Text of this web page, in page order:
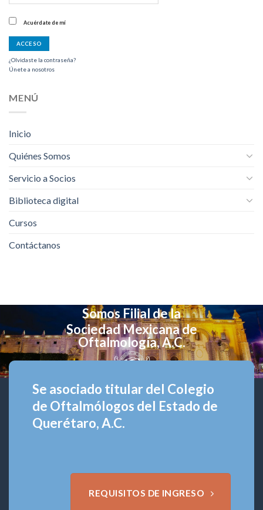
Acuérdate de mí
¿Olvidaste la contraseña?
Únete a nosotros
MENÚ
Inicio
Quiénes Somos
Servicio a Socios
Biblioteca digital
Cursos
Contáctanos
Somos Filial de la
Sociedad Mexicana de
Oftalmología, A.C.
Se asociado titular del Colegio
de Oftalmólogos del Estado de
Querétaro, A.C.
REQUISITOS DE INGRESO